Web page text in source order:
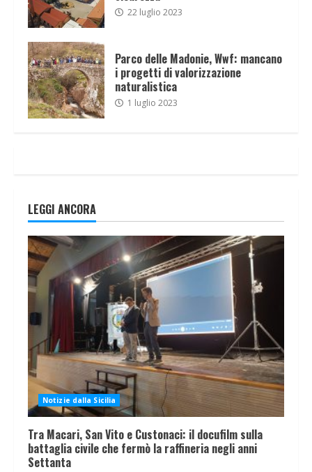
22 luglio 2023
Parco delle Madonie, Wwf: mancano
i progetti di valorizzazione
naturalistica
1 luglio 2023
LEGGI ANCORA
Notizie dalla Sicilia
Tra Macari, San Vito e Custonaci: il docufilm sulla
battaglia civile che fermò la raffineria negli anni
Settanta